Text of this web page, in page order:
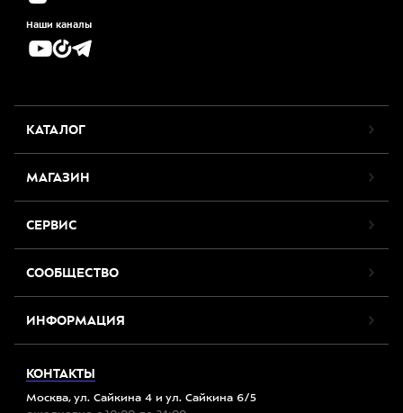
Наши каналы
КАТАЛОГ
МАГАЗИН
СЕРВИС
СООБЩЕСТВО
ИНФОРМАЦИЯ
КОНТАКТЫ
Москва, ул. Сайкина 4 и ул. Сайкина 6/5